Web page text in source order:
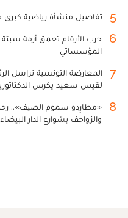
5 تفاصيل منشأة رياضية كبرى
6
حرب الأرقام تعمق أزمة
المؤسساتي
7
المعارضة التونسية تراسل
لقيس سعيد يكرس
8
«مطارِدو سموم الصيف»..
والزواحف بشوارع الدار البيضاء